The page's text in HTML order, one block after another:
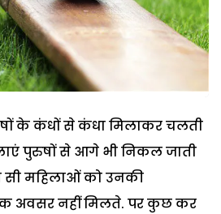
के कंधों से कंधा मिलाकर चलती
पुरुषों से आगे भी निकल जाती
सी महिलाओं को उनकी
अवसर नहीं मिलते. पर कुछ कर